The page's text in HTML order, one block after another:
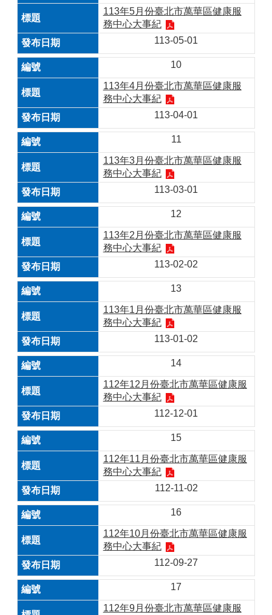
113年5月份臺北市萬華區健康服
務中心大事紀
113-05-01
10
113年4月份臺北市萬華區健康服
務中心大事紀
113-04-01
11
113年3月份臺北市萬華區健康服
務中心大事紀
113-03-01
12
113年2月份臺北市萬華區健康服
務中心大事紀
113-02-02
13
113年1月份臺北市萬華區健康服
務中心大事紀
113-01-02
14
112年12月份臺北市萬華區健康服
務中心大事紀
112-12-01
15
112年11月份臺北市萬華區健康服
務中心大事紀
112-11-02
16
112年10月份臺北市萬華區健康服
務中心大事紀
112-09-27
17
112年9月份臺北市萬華區健康服